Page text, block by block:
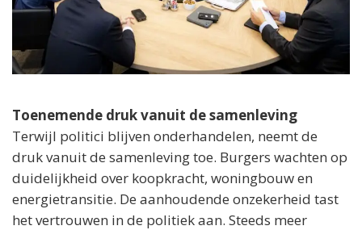
Toenemende druk vanuit de samenleving
Terwijl politici blijven onderhandelen, neemt de
druk vanuit de samenleving toe. Burgers wachten op
duidelijkheid over koopkracht, woningbouw en
energietransitie. De aanhoudende onzekerheid tast
het vertrouwen in de politiek aan. Steeds meer